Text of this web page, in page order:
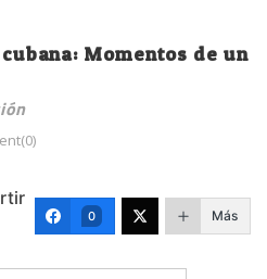
Momentos de un
0 Más